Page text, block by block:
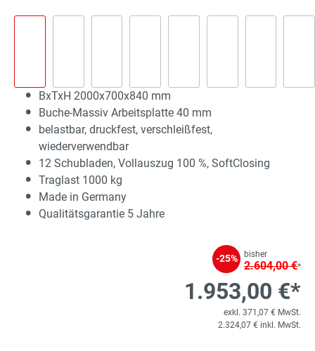
BxTxH 2000x700x840 mm
Buche-Massiv Arbeitsplatte 40 mm
belastbar, druckfest, verschleißfest,
wiederverwendbar
12 Schubladen, Vollauszug 100 %, SoftClosing
Traglast 1000 kg
Made in Germany
Qualitätsgarantie 5 Jahre
-25% bisher
2.604,00 €*
1.953,00 €*
exkl. 371,07 € MwSt.
2.324,07 € inkl. MwSt.